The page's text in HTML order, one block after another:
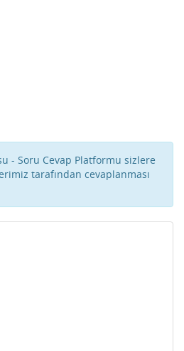
- Soru Cevap Platformu sizlere
tarafından cevaplanması